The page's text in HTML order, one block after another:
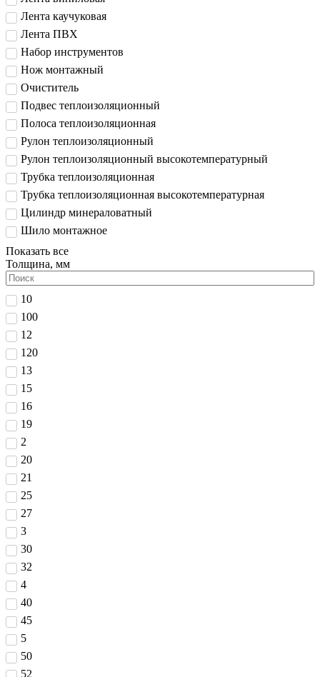
Лента каучуковая
Лента ПВХ
Набор инструментов
Нож монтажный
Очиститель
Подвес теплоизоляционный
Полоса теплоизоляционная
Рулон теплоизоляционный
Рулон теплоизоляционный высокотемпературный
Трубка теплоизоляционная
Трубка теплоизоляционная высокотемпературная
Цилиндр минераловатный
Шило монтажное
Показать все
Толщина, мм
10
100
12
120
13
15
16
19
2
20
21
25
27
3
30
32
4
40
45
5
50
52